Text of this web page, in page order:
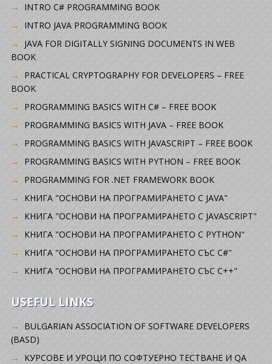
INTRO C# PROGRAMMING BOOK
INTRO JAVA PROGRAMMING BOOK
JAVA FOR DIGITALLY SIGNING DOCUMENTS IN WEB
BOOK
PRACTICAL CRYPTOGRAPHY FOR DEVELOPERS – FREE
BOOK
PROGRAMMING BASICS WITH C# – FREE BOOK
PROGRAMMING BASICS WITH JAVA – FREE BOOK
PROGRAMMING BASICS WITH JAVASCRIPT – FREE BOOK
PROGRAMMING BASICS WITH PYTHON – FREE BOOK
PROGRAMMING FOR .NET FRAMEWORK BOOK
КНИГА "ОСНОВИ НА ПРОГРАМИРАНЕТО С JAVA"
КНИГА "ОСНОВИ НА ПРОГРАМИРАНЕТО С JAVASCRIPT"
КНИГА "ОСНОВИ НА ПРОГРАМИРАНЕТО С PYTHON"
КНИГА "ОСНОВИ НА ПРОГРАМИРАНЕТО СЪС C#"
КНИГА "ОСНОВИ НА ПРОГРАМИРАНЕТО СЪС C++"
USEFUL LINKS
BULGARIAN ASSOCIATION OF SOFTWARE DEVELOPERS
(BASD)
KУРСОВЕ И УРОЦИ ПО СОФТУЕРНО ТЕСТВАНЕ И QA